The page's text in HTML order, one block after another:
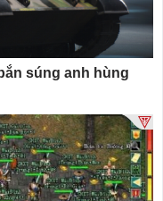
súng anh hùng